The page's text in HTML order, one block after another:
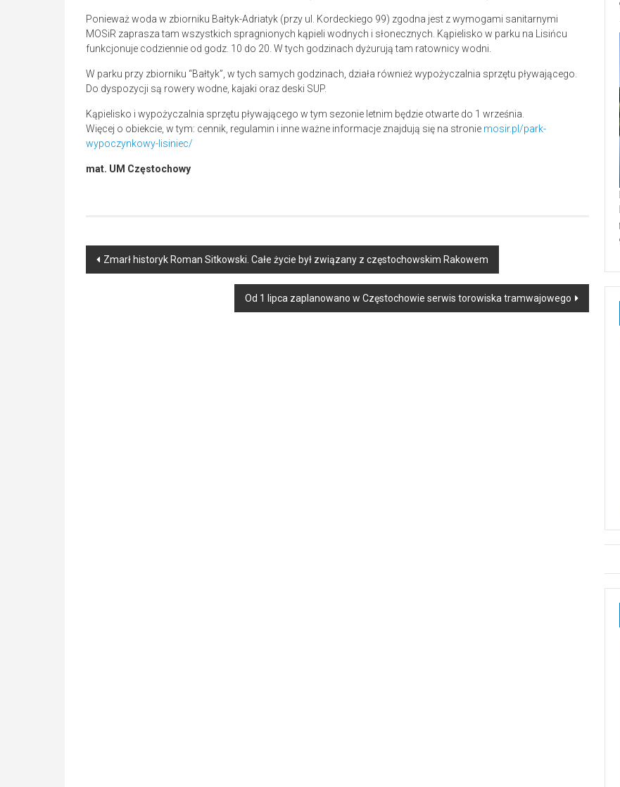
Ponieważ woda w zbiorniku Bałtyk-Adriatyk (przy ul. Kordeckiego 99) zgodna jest z wymogami sanitarnymi
MOSiR zaprasza tam wszystkich spragnionych kąpieli wodnych i słonecznych. Kąpielisko w parku na Lisińcu
funkcjonuje codziennie od godz. 10 do 20. W tych godzinach dyżurują tam ratownicy wodni.
W parku przy zbiorniku “Bałtyk”, w tych samych godzinach, działa również wypożyczalnia sprzętu pływającego.
Do dyspozycji są rowery wodne, kajaki oraz deski SUP.
Kąpielisko i wypożyczalnia sprzętu pływającego w tym sezonie letnim będzie otwarte do 1 września.
Więcej o obiekcie, w tym: cennik, regulamin i inne ważne informacje znajdują się na stronie mosir.pl/park-
wypoczynkowy-lisiniec/
mat. UM Częstochowy
Post
Zmarł historyk Roman Sitkowski. Całe życie był związany z częstochowskim Rakowem
Od 1 lipca zaplanowano w Częstochowie serwis torowiska tramwajowego